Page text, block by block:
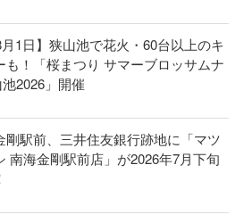
月1日】狭山池で花火・60台以上のキ
も！「桜まつり サマーブロッサムナ
2026」開催
剛駅前、三井住友銀行跡地に「マツ
南海金剛駅前店」が2026年7月下旬